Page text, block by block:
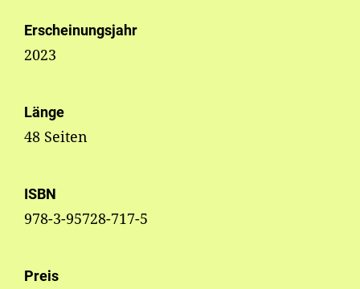
Erscheinungsjahr
2023
Länge
48 Seiten
ISBN
978-3-95728-717-5
Preis